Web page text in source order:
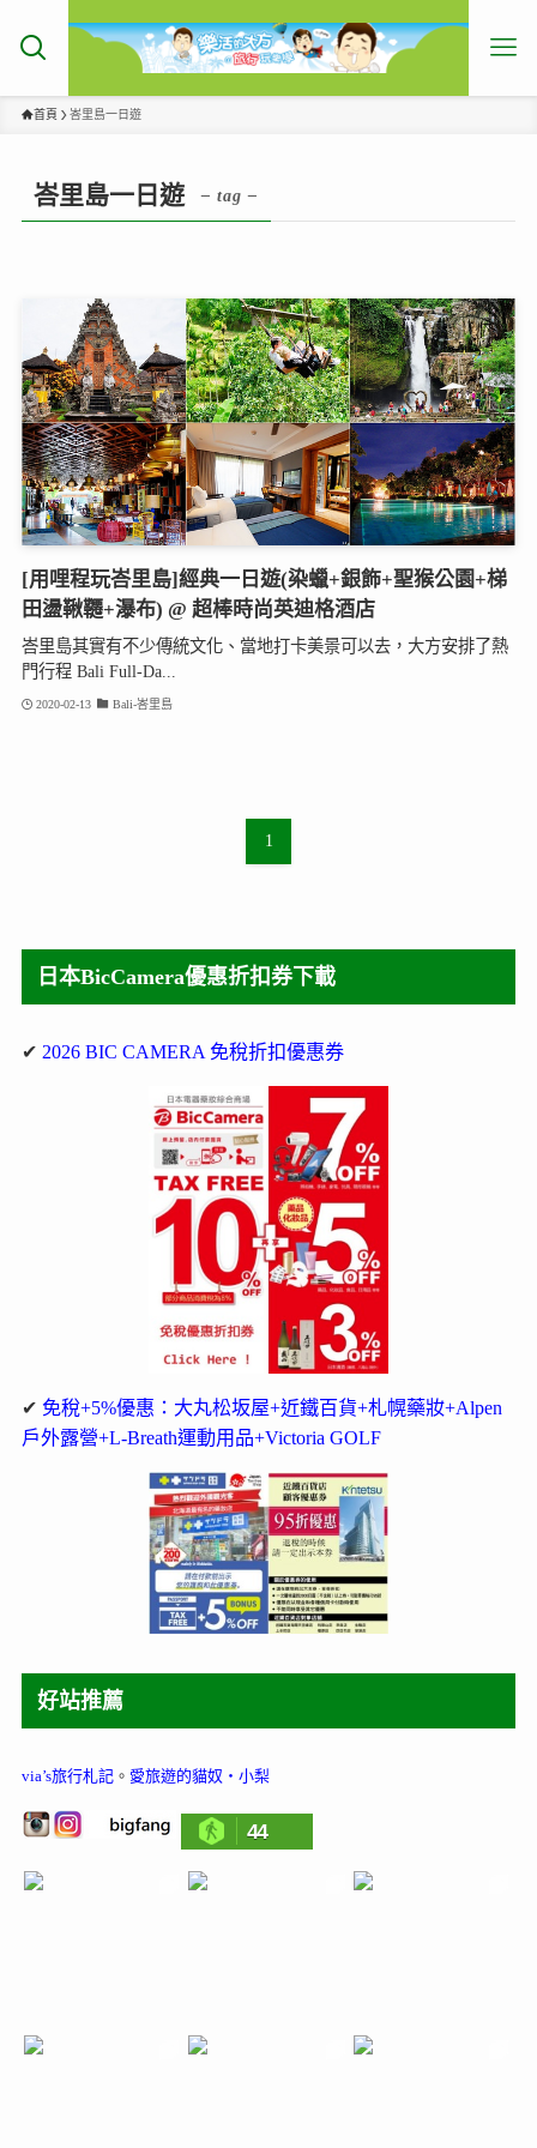
首頁 峇里島一日遊
峇里島一日遊 – tag –
[用哩程玩峇里島]經典一日遊(染蠟+銀飾+聖猴公園+梯
田盪鞦韆+瀑布) @ 超棒時尚英迪格酒店
峇里島其實有不少傳統文化、當地打卡美景可以去，大方安排了熱
門行程 Bali Full-Da...
2020-02-13 Bali-峇里島
1
日本BicCamera優惠折扣券下載
✔ 2026 BIC CAMERA 免稅折扣優惠券
✔ 免稅+5%優惠：大丸松坂屋+近鐵百貨+札幌藥妝+Alpen
戶外露營+L-Breath運動用品+Victoria GOLF
好站推薦
via’s旅行札記。 愛旅遊的貓奴‧小梨
44